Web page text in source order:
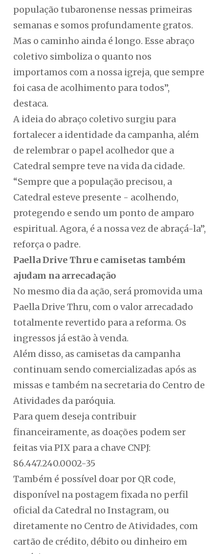
população tubaronense nessas primeiras
semanas e somos profundamente gratos.
Mas o caminho ainda é longo. Esse abraço
coletivo simboliza o quanto nos
importamos com a nossa igreja, que sempre
foi casa de acolhimento para todos”,
destaca.
A ideia do abraço coletivo surgiu para
fortalecer a identidade da campanha, além
de relembrar o papel acolhedor que a
Catedral sempre teve na vida da cidade.
“Sempre que a população precisou, a
Catedral esteve presente - acolhendo,
protegendo e sendo um ponto de amparo
espiritual. Agora, é a nossa vez de abraçá-la”,
reforça o padre.
Paella Drive Thru e camisetas também
ajudam na arrecadação
No mesmo dia da ação, será promovida uma
Paella Drive Thru, com o valor arrecadado
totalmente revertido para a reforma. Os
ingressos já estão à venda.
Além disso, as camisetas da campanha
continuam sendo comercializadas após as
missas e também na secretaria do Centro de
Atividades da paróquia.
Para quem deseja contribuir
financeiramente, as doações podem ser
feitas via PIX para a chave CNPJ:
86.447.240.0002-35
Também é possível doar por QR code,
disponível na postagem fixada no perfil
oficial da Catedral no Instagram, ou
diretamente no Centro de Atividades, com
cartão de crédito, débito ou dinheiro em